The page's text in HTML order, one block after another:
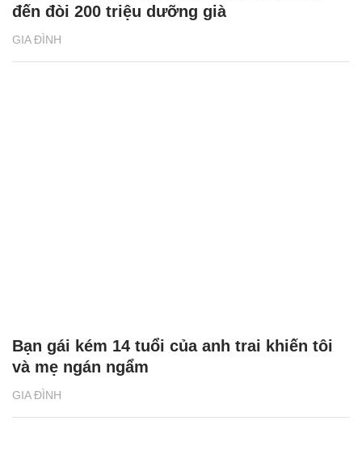
GIA ĐÌNH
đến đòi 200 triệu dưỡng già
GIA ĐÌNH
Bạn gái kém 14 tuổi của anh trai khiến tôi
và mẹ ngán ngẩm